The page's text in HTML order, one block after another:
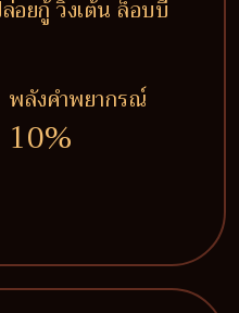
อยกู้ วิ่งเต้น ล็อบบี้
พลังคำพยากรณ์
10%